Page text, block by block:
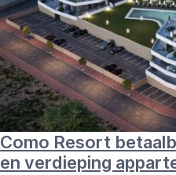
Como Resort
en verdieping